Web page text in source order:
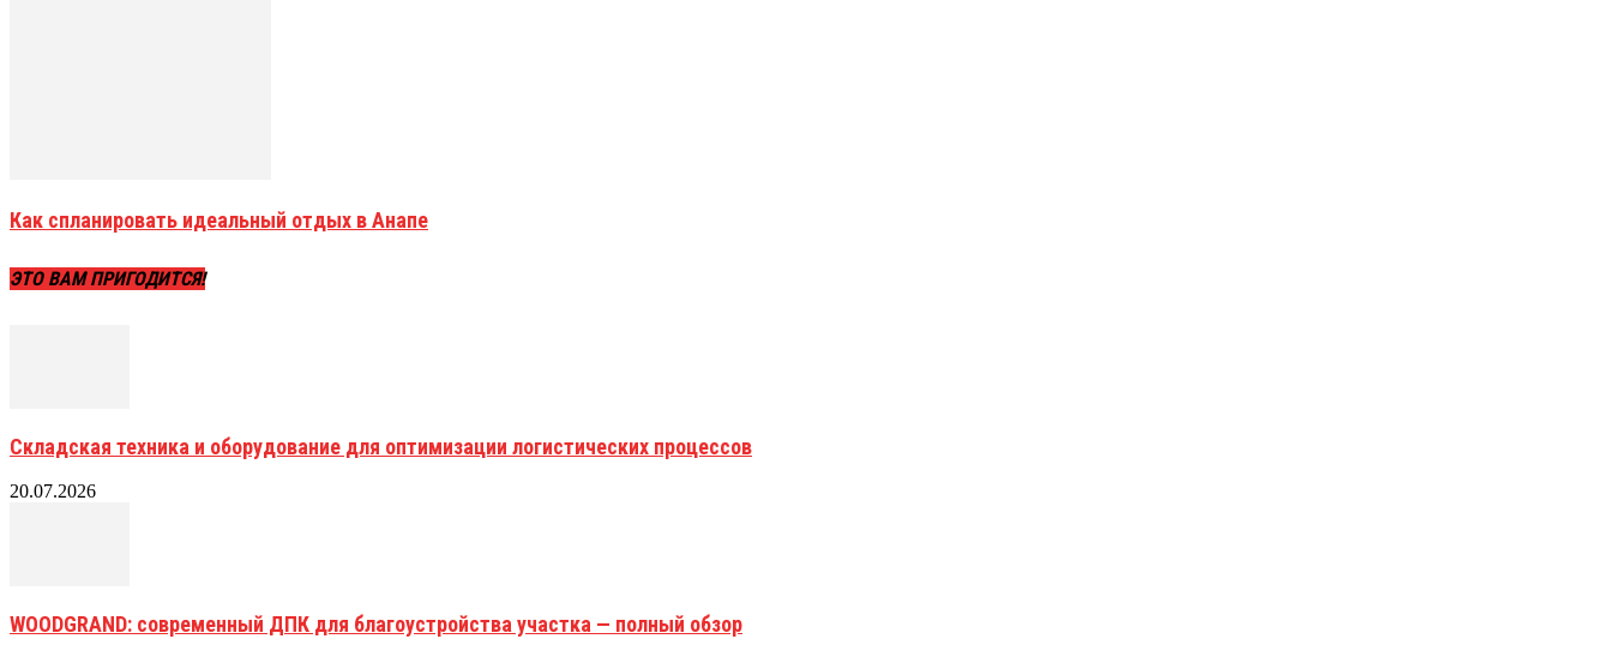
Как спланировать идеальный отдых в Анапе
ЭТО ВАМ ПРИГОДИТСЯ!
Складская техника и оборудование для оптимизации логистических процессов
20.07.2026
WOODGRAND: современный ДПК для благоустройства участка — полный обзор